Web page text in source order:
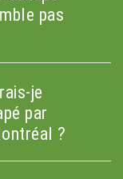
pas
je
par
?